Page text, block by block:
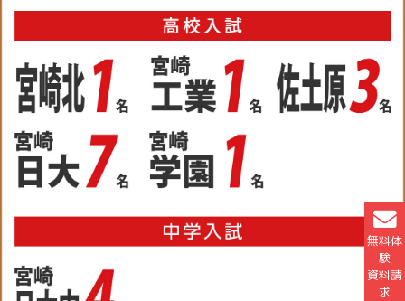
無料体
験
資料請
求